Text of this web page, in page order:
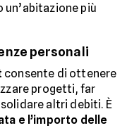
più
personali
consente di ottenere
progetti, far
altri debiti. È
e l’importo delle